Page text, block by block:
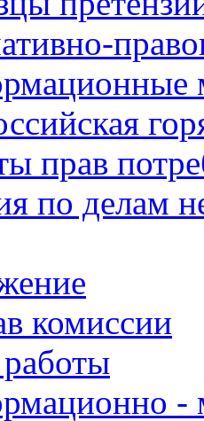
прав
по делам
комиссии
-